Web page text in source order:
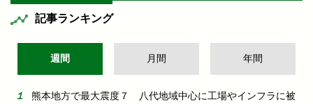
記事ランキング
週間 月間 年間
熊本地方で最大震度７ 八代地域中心に工場やインフラに被